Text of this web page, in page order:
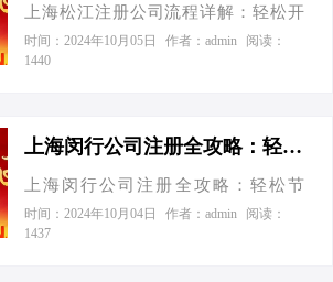
这得是在您资料齐全、核名顺利的情
况下。如果涉及特殊行业许可或复杂
情况，可能稍长一些，但总体而言，
在了全国前列。想象一下，在咖啡香
气弥漫的午后，您只需动动手指，就
先，我们得感谢上海市工商行政管理
局的开明政策和科技赋能。通过“一网
通办”平台，创业者无需再为繁琐的手
续和遥远的距离烦恼。您只需在线提
上海松江注册公司流程详解：轻松开
启您的创业之旅 今天接到一个老板电
话，张总兴奋地说：“我终于决定在松
流程和所需资料。 一、工商注册：从
公司，您需要准备以下资料： 股东、
法人身份证明（身份证复印件） 公司
时间：2024年10月05日 作者：admin
阅读：
1440
上海闵行公司注册全攻略：轻松节税，智选爱税宝-上海闵行公司注册流程、资料和费用
上海闵行公司注册全攻略：轻松节
税，智选爱税宝 今天接到一个老板电
话，张总说：“小刘啊，我这有个新项
时间：2024年10月04日 作者：admin
阅读：
1437